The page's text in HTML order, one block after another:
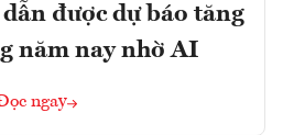
được dự báo tăng
năm nay nhờ AI
ngay